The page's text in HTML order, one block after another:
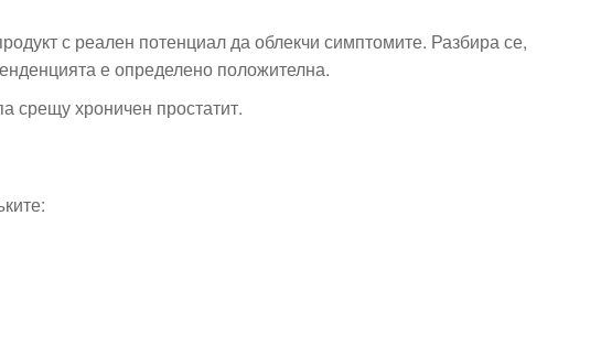
с реален потенциал да облекчи симптомите. Разбира се,
е определено положителна.
срещу хроничен простатит.